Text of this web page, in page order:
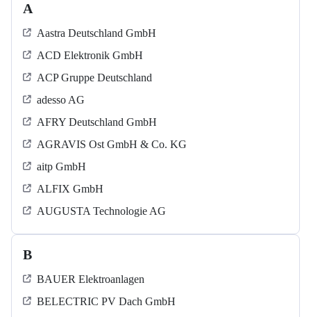
A
Aastra Deutschland GmbH
ACD Elektronik GmbH
ACP Gruppe Deutschland
adesso AG
AFRY Deutschland GmbH
AGRAVIS Ost GmbH & Co. KG
aitp GmbH
ALFIX GmbH
AUGUSTA Technologie AG
B
BAUER Elektroanlagen
BELECTRIC PV Dach GmbH